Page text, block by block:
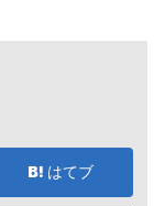
はてブ